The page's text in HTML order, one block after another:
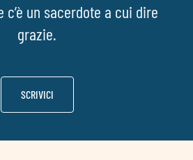
c’è un sacerdote a cui dire
grazie.
SCRIVICI